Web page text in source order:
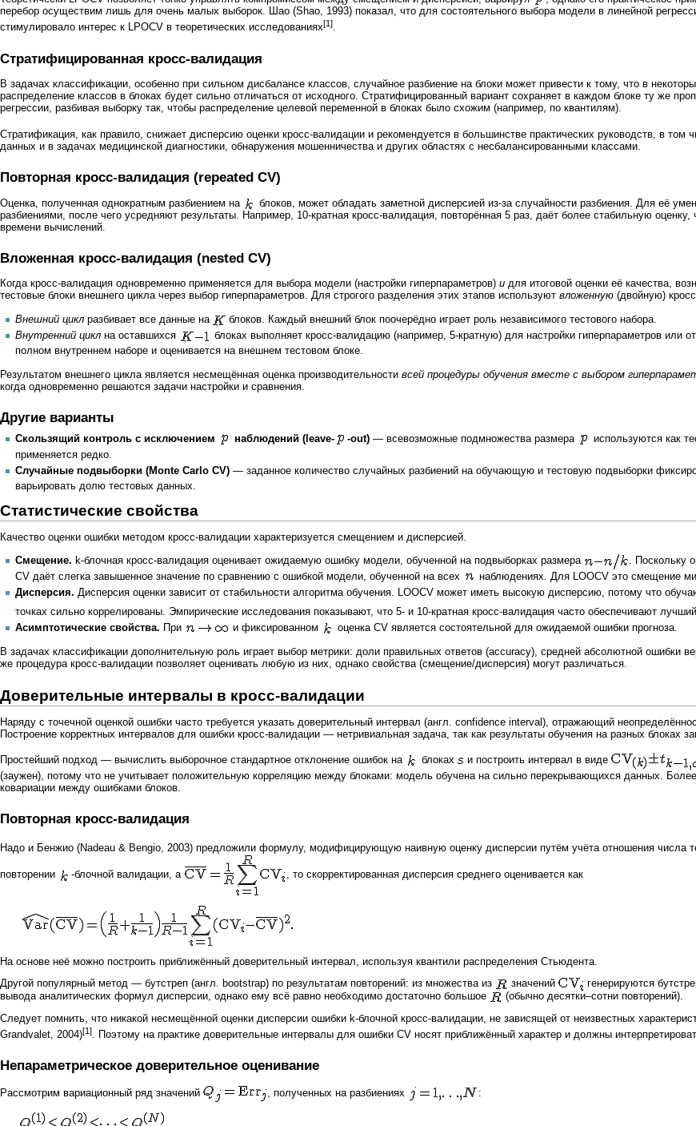
перебор осуществим лишь для очень малых выборок. Шао (Shao, 1993) показал, что для состоятельного выбора модели в линейной
стимулировало интерес к LPOCV в теоретических исследованиях[1].
Стратифицированная кросс-валидация
В задачах классификации, особенно при сильном дисбалансе классов, случайное разбиение на блоки может привести к тому, что в
распределение классов в блоках будет сильно отличаться от исходного. Стратифицированный вариант сохраняет в каждом блоке ту же
регрессии, разбивая выборку так, чтобы распределение целевой переменной в блоках было схожим (например, по квантилям).
Стратификация, как правило, снижает дисперсию оценки кросс-валидации и рекомендуется в большинстве практических руководств, в том
данных и в задачах медицинской диагностики, обнаружения мошенничества и других областях с несбалансированными классами.
Повторная кросс-валидация (repeated CV)
Оценка, полученная однократным разбиением на
блоков, может обладать заметной дисперсией из-за случайности разбиения. Для её
разбиениями, после чего усредняют результаты. Например, 10-кратная кросс-валидация, повторённая 5 раз, даёт более стабильную
времени вычислений.
Вложенная кросс-валидация (nested CV)
Когда кросс-валидация одновременно применяется для выбора модели (настройки гиперпараметров) и для итоговой оценки её качества,
тестовые блоки внешнего цикла через выбор гиперпараметров. Для строгого разделения этих этапов используют вложенную (двойную)
Внешний цикл разбивает все данные на
блоков. Каждый внешний блок поочерёдно играет роль независимого тестового набора.
Внутренний цикл на оставшихся
блоках выполняет кросс-валидацию (например, 5-кратную) для настройки гиперпараметров или
полном внутреннем наборе и оценивается на внешнем тестовом блоке.
Результатом внешнего цикла является несмещённая оценка производительности всей процедуры обучения вместе с выбором
когда одновременно решаются задачи настройки и сравнения.
Другие варианты
Скользящий контроль с исключением наблюдений (leave- -out) — всевозможные подмножества размера используются как
применяется редко.
Случайные подвыборки (Monte Carlo CV) — заданное количество случайных разбиений на обучающую и тестовую подвыборки
варьировать долю тестовых данных.
Статистические свойства
Качество оценки ошибки методом кросс-валидации характеризуется смещением и дисперсией.
Смещение. k-блочная кросс-валидация оценивает ожидаемую ошибку модели, обученной на подвыборках размера
. Поскольку
CV даёт слегка завышенное значение по сравнению с ошибкой модели, обученной на всех
наблюдениях. Для LOOCV это смещение
Дисперсия. Дисперсия оценки зависит от стабильности алгоритма обучения. LOOCV может иметь высокую дисперсию, потому что
точках сильно коррелированы. Эмпирические исследования показывают, что 5- и 10-кратная кросс-валидация часто обеспечивают
Асимптотические свойства. При и фиксированном оценка CV является состоятельной для ожидаемой ошибки прогноза.
В задачах классификации дополнительную роль играет выбор метрики: доли правильных ответов (accuracy), средней абсолютной ошибки
же процедура кросс-валидации позволяет оценивать любую из них, однако свойства (смещение/дисперсия) могут различаться.
Доверительные интервалы в кросс-валидации
Наряду с точечной оценкой ошибки часто требуется указать доверительный интервал (англ. confidence interval), отражающий
Построение корректных интервалов для ошибки кросс-валидации — нетривиальная задача, так как результаты обучения на разных блоках
Простейший подход — вычислить выборочное стандартное отклонение ошибок на блоках и построить интервал в виде
(заужен), потому что не учитывает положительную корреляцию между блоками: модель обучена на сильно перекрывающихся данных.
ковариации между ошибками блоков.
Повторная кросс-валидация
Надо и Бенжио (Nadeau & Bengio, 2003) предложили формулу, модифицирующую наивную оценку дисперсии путём учёта отношения числа
повторении -блочной валидации, а , то скорректированная дисперсия среднего оценивается как
На основе неё можно построить приближённый доверительный интервал, используя квантили распределения Стьюдента.
Другой популярный метод — бутстреп (англ. bootstrap) по результатам повторений: из множества из значений
генерируются
вывода аналитических формул дисперсии, однако ему всё равно необходимо достаточно большое
(обычно десятки–сотни повторений).
Следует помнить, что никакой несмещённой оценки дисперсии ошибки k-блочной кросс-валидации, не зависящей от неизвестных
Grandvalet, 2004)[1]. Поэтому на практике доверительные интервалы для ошибки CV носят приближённый характер и должны
Непараметрическое доверительное оценивание
Рассмотрим вариационный ряд значений , полученных на разбиениях :